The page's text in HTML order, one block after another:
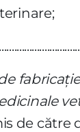
de către